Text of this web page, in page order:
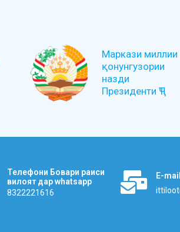
Маркази миллии
қонунгузории
назди
Президенти ҶТ
Телефони Бовари раиси
вилоят дар whatsapp
8322221616
E-